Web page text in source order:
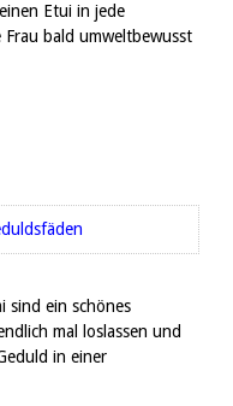
Etui in jede
bald umweltbewusst
sind ein schönes
mal loslassen und
in einer